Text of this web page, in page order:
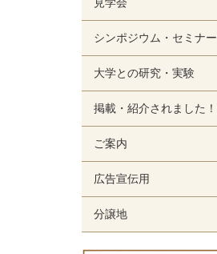
見学会
シンポジウム・セミナー
大学との研究・実験
掲載・紹介されました！
ご案内
広告宣伝用
分譲地